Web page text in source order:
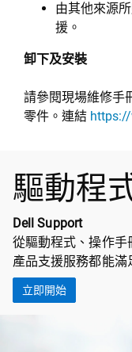
由其他來源
援。
卸下及安裝
請參閱現場維修手
零件。連結
驅動程
Dell Support
從驅動程式、操作手
產品支援服務都能滿
立即開始